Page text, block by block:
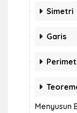
Simetri
Garis
Menyusun